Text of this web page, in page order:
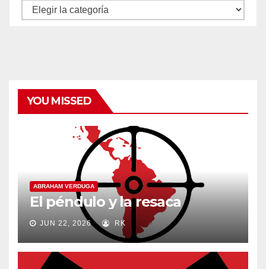
Autores
YOU MISSED
ABRAHAM VERDUGA
El péndulo y la resaca
JUN 22, 2026 RK